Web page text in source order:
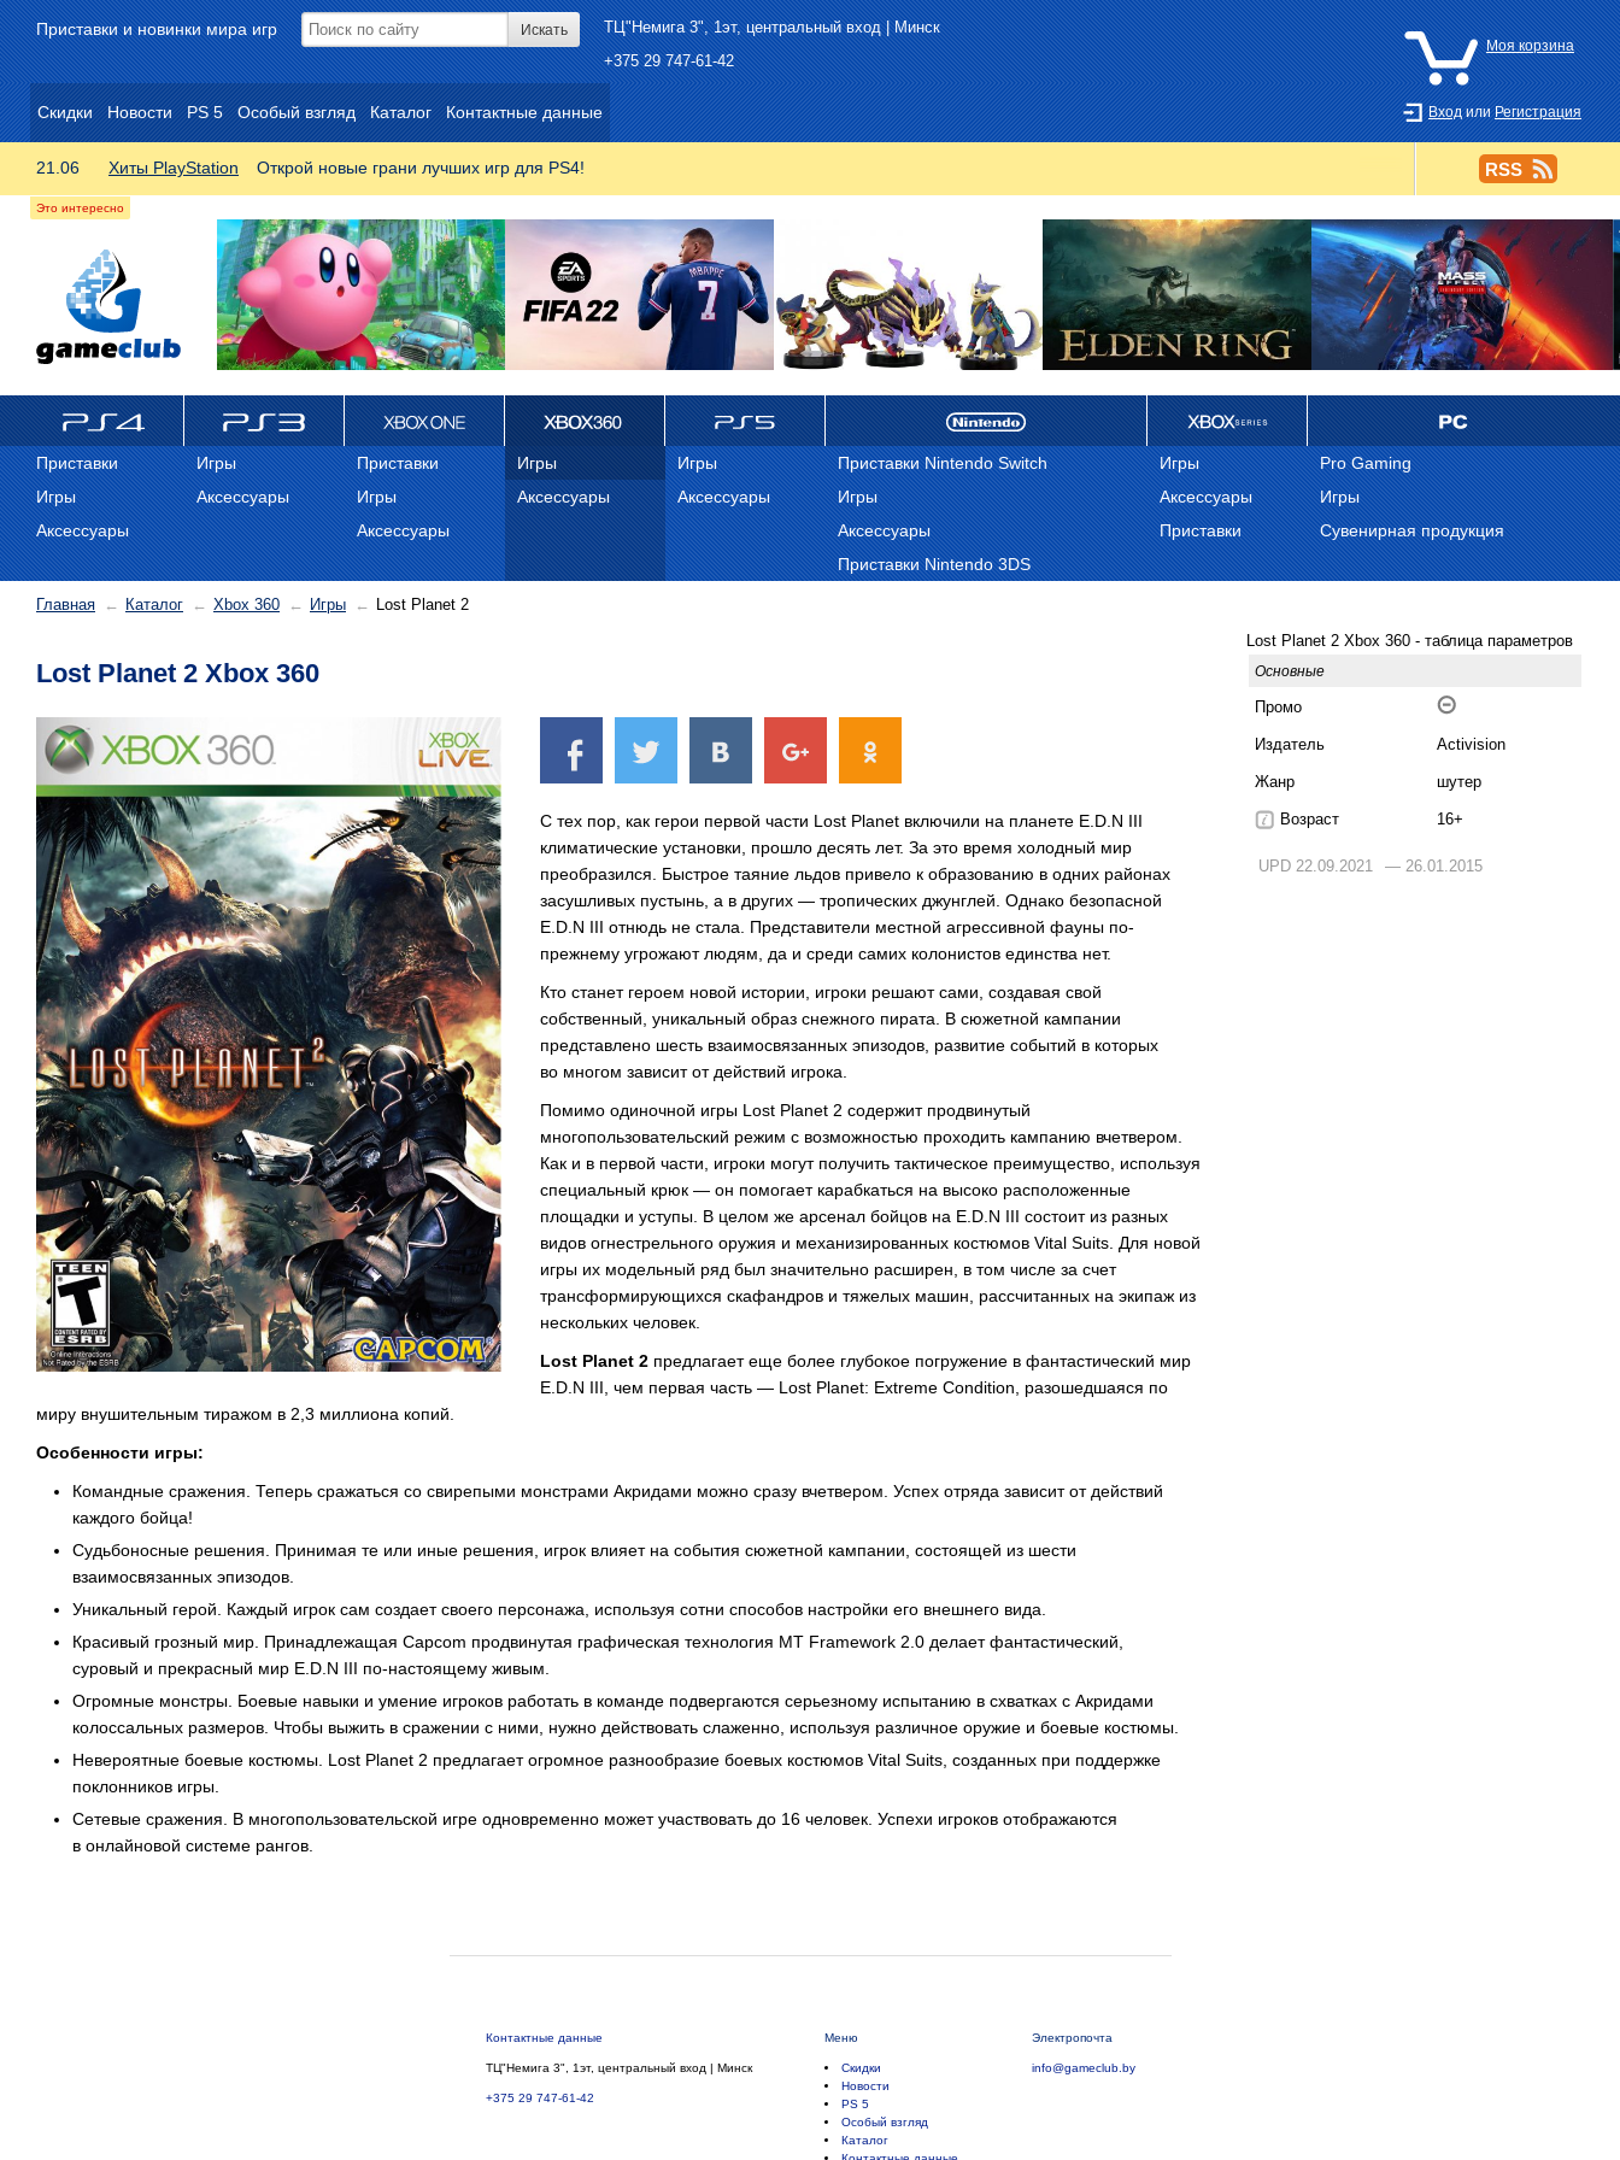
Приставки и новинки мира игр
ТЦ"Немига 3", 1эт, центральный вход | Минск
+375 29 747-61-42
Моя корзина
ВходилиРегистрация
Скидки Новости PS 5 Особый взгляд Каталог Контактные данные
21.06 Хиты PlayStation Открой новые грани лучших игр для PS4! RSS
ps4
Приставки
Игры
Аксессуары
PS3
Игры
Аксессуары
Xbox One
Приставки
Игры
Аксессуары
Xbox 360
Игры
Аксессуары
ps 5
Игры
Аксессуары
Nintendo
Приставки Nintendo Switch
Игры
Аксессуары
Приставки Nintendo 3DS
Ретро
Игры
Аксессуары
Приставки
PC
Pro Gaming
Игры
Сувенирная продукция
Главная Каталог Xbox 360 Игры Lost Planet 2
Lost Planet 2 Xbox 360
С тех пор, как герои первой части Lost Planet включили на планете E.D.N III
климатические установки, прошло десять лет. За это время холодный мир
преобразился. Быстрое таяние льдов привело к образованию в одних районах
засушливых пустынь, а в других — тропических джунглей. Однако безопасной
E.D.N III отнюдь не стала. Представители местной агрессивной фауны по-
прежнему угрожают людям, да и среди самих колонистов единства нет.
Кто станет героем новой истории, игроки решают сами, создавая свой
собственный, уникальный образ снежного пирата. В сюжетной кампании
представлено шесть взаимосвязанных эпизодов, развитие событий в которых
во многом зависит от действий игрока.
Помимо одиночной игры Lost Planet 2 содержит продвинутый
многопользовательский режим с возможностью проходить кампанию вчетвером.
Как и в первой части, игроки могут получить тактическое преимущество, используя
специальный крюк — он помогает карабкаться на высоко расположенные
площадки и уступы. В целом же арсенал бойцов на E.D.N III состоит из разных
видов огнестрельного оружия и механизированных костюмов Vital Suits. Для новой
игры их модельный ряд был значительно расширен, в том числе за счет
трансформирующихся скафандров и тяжелых машин, рассчитанных на экипаж из
нескольких человек.
Lost Planet 2предлагает еще более глубокое погружение в фантастический мир
E.D.N III, чем первая часть — Lost Planet: Extreme Condition, разошедшаяся по
миру внушительным тиражом в 2,3 миллиона копий.
Особенности игры:
Командные сражения. Теперь сражаться со свирепыми монстрами Акридами можно сразу вчетвером. Успех отряда зависит от действий
каждого бойца!
Судьбоносные решения. Принимая те или иные решения, игрок влияет на события сюжетной кампании, состоящей из шести
взаимосвязанных эпизодов.
Уникальный герой. Каждый игрок сам создает своего персонажа, используя сотни способов настройки его внешнего вида.
Красивый грозный мир. Принадлежащая Capcom продвинутая графическая технология MT Framework 2.0 делает фантастический,
суровый и прекрасный мир E.D.N III по-настоящему живым.
Огромные монстры. Боевые навыки и умение игроков работать в команде подвергаются серьезному испытанию в схватках с Акридами
колоссальных размеров. Чтобы выжить в сражении с ними, нужно действовать слаженно, используя различное оружие и боевые костюмы.
Невероятные боевые костюмы. Lost Planet 2 предлагает огромное разнообразие боевых костюмов Vital Suits, созданных при поддержке
поклонников игры.
Сетевые сражения. В многопользовательской игре одновременно может участвовать до 16 человек. Успехи игроков отображаются
в онлайновой системе рангов.
Lost Planet 2 Xbox 360 - таблица параметров
Основные
Промо
Издатель Activision
Жанр шутер
Возраст 16+
UPD 22.09.2021 — 26.01.2015
Контактные данные
ТЦ"Немига 3", 1эт, центральный вход | Минск
+375 29 747-61-42
Меню
Скидки
Новости
PS 5
Особый взгляд
Каталог
Электропочта
info@gameclub.by